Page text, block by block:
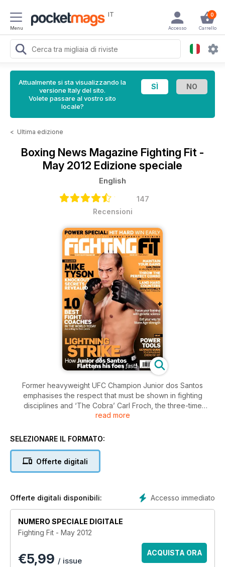
Menu
IT 0
Carrello
Accesso
Attualmente si sta visualizzando la
versione Italy del sito.
Volete passare al vostro sito
locale?
< Ultima edizione
Boxing News Magazine Fighting Fit -
May 2012 Edizione speciale
English
147
Recensioni
Former heavyweight UFC Champion Junior dos Santos
emphasises the respect that must be shown in fighting
disciplines and ‘The Cobra’ Carl Froch, the three-time
champion of the world, discusses his skills, drills and fight
Michael Grundy is put through his paces in the Fitness
along with the top 20 trainers as voted for by their peers.
read more
SELEZIONARE IL FORMATO:
Offerte digitali
Accesso immediato
Offerte digitali disponibili:
NUMERO SPECIALE DIGITALE
Fighting Fit - May 2012
€5,99 / issue
ACQUISTA ORA